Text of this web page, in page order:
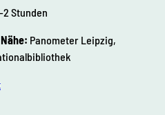
Stunden
Panometer Leipzig,